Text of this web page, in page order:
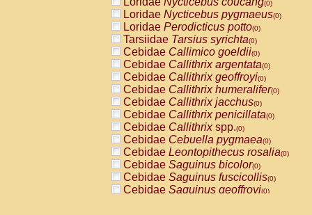
PitheciidaeCacajao calvus
PitheciidaeCallicebus cupreus
PitheciidaeCallicebus donacophilus
PitheciidaeCallicebus moloch
PitheciidaeCallicebus torquatus
PitheciidaeCallicebusspp.(0)
PitheciidaeChiropotes satanas(0)
PitheciidaePithecia monachus
PitheciidaePithecia pithecia(0)
CercopithecidaeCercocebus agilis
CercopithecidaeCercocebus
CercopithecidaeCercocebus
CercopithecidaeCercocebus
CercopithecidaeCercocebus
CercopithecidaeCercocebushybrid
(0)
Loridae Nycticebus pygmaeus(0)
Loridae Perodicticus potto(0)
Tarsiidae Tarsius syrichta(0)
Cebidae Callimico goeldii(0)
Cebidae Callithrix argentata(0)
Cebidae Callithrix geoffroyi(0)
Cebidae Callithrix humeralifer(0)
Cebidae Callithrix jacchus(0)
Cebidae Callithrix penicillata(0)
Cebidae Callithrixspp.(0)
Cebidae Cebuella pygmaea(0)
Cebidae Leontopithecus rosalia(0)
Cebidae Saguinus bicolor(0)
Cebidae Saguinus fuscicollis(0)
Cebidae Saguinus geoffroyi(0)